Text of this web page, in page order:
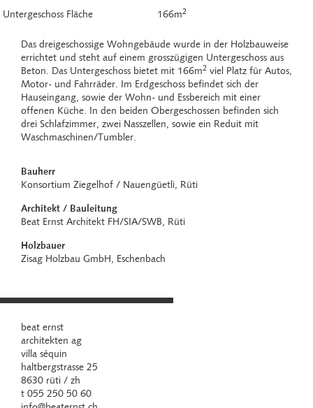
Untergeschoss Fläche 166m2
Das dreigeschossige Wohngebäude wurde in der Holzbauweise
errichtet und steht auf einem grosszügigen Untergeschoss aus
Beton. Das Untergeschoss bietet mit 166m2 viel Platz für Autos,
Motor- und Fahrräder. Im Erdgeschoss befindet sich der
Hauseingang, sowie der Wohn- und Essbereich mit einer
offenen Küche. In den beiden Obergeschossen befinden sich
drei Schlafzimmer, zwei Nasszellen, sowie ein Reduit mit
Waschmaschinen/Tumbler.
Bauherr
Konsortium Ziegelhof / Nauengüetli, Rüti
Architekt / Bauleitung
Beat Ernst Architekt FH/SIA/SWB, Rüti
Holzbauer
Zisag Holzbau GmbH, Eschenbach
beat ernst
architekten ag
villa séquin
haltbergstrasse 25
8630 rüti / zh
t 055 250 50 60